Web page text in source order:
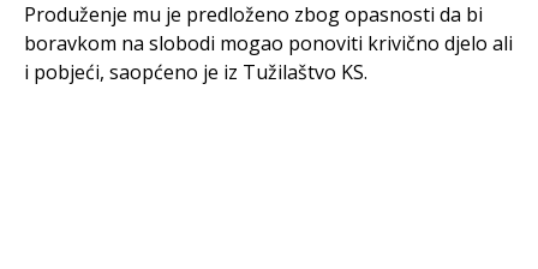
Produženje mu je predloženo zbog opasnosti da bi
boravkom na slobodi mogao ponoviti krivično djelo ali
i pobjeći, saopćeno je iz Tužilaštvo KS.